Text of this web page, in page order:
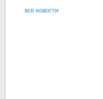
все новости